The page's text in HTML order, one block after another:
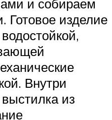
и собираем
Готовое изделие
Внутри
из